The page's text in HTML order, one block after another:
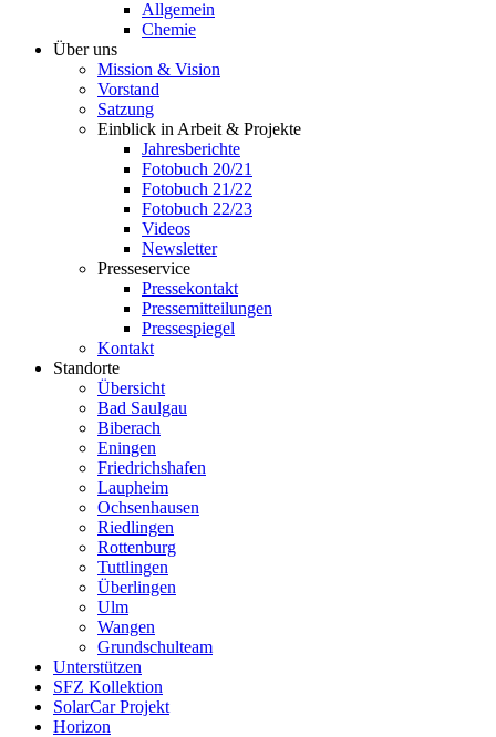
Allgemein
Chemie
Über uns
Mission & Vision
Vorstand
Satzung
Einblick in Arbeit & Projekte
Jahresberichte
Fotobuch 20/21
Fotobuch 21/22
Fotobuch 22/23
Videos
Newsletter
Presseservice
Pressekontakt
Pressemitteilungen
Pressespiegel
Kontakt
Standorte
Übersicht
Bad Saulgau
Biberach
Eningen
Friedrichshafen
Laupheim
Ochsenhausen
Riedlingen
Rottenburg
Tuttlingen
Überlingen
Ulm
Wangen
Grundschulteam
Unterstützen
SFZ Kollektion
SolarCar Projekt
Horizon